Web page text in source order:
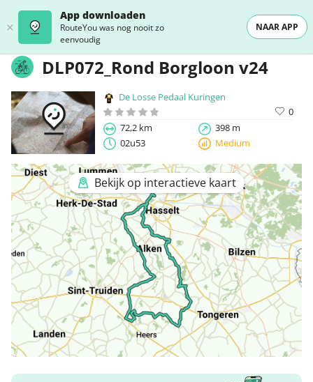
App downloaden
RouteYou was nog nooit zo
eenvoudig
NAAR APP
DLP072_Rond Borgloon v24
De Losse Pedaal Kuringen
0
72,2 km
398 m
02u53
Medium
Bekijk op interactieve kaart